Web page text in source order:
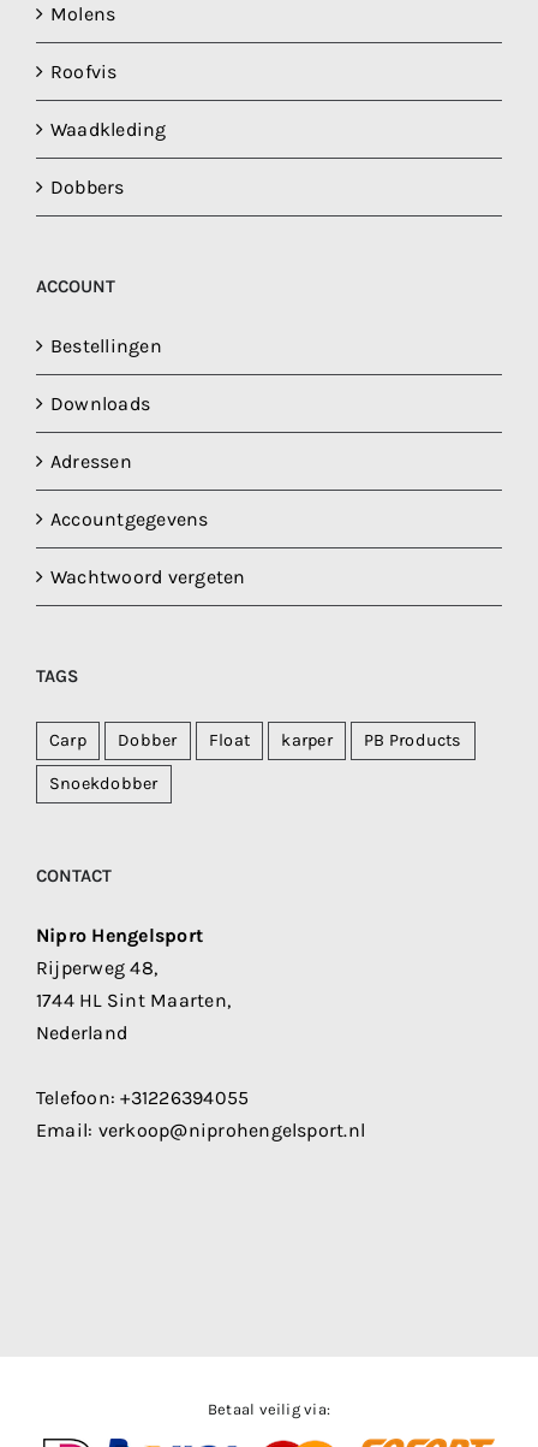
Molens
Roofvis
Waadkleding
Dobbers
ACCOUNT
Bestellingen
Downloads
Adressen
Accountgegevens
Wachtwoord vergeten
TAGS
Carp Dobber Float karper PB Products
Snoekdobber
CONTACT
Nipro Hengelsport
Rijperweg 48,
1744 HL Sint Maarten,
Nederland
Telefoon:+31226394055
Email: verkoop@niprohengelsport.nl
Betaal veilig via: